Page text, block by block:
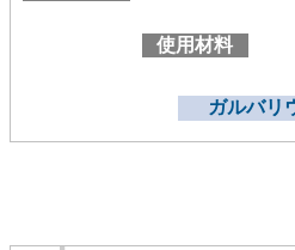
使用材料
ガルバリ